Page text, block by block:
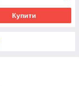
Купити